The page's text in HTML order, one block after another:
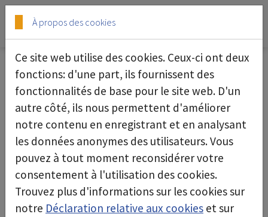
Skip to main content
Skip to page footer
Système flexible d'assemblage
"Assembly"
À propos des cookies
Ce site web utilise des cookies. Ceux-ci ont deux
fonctions: d'une part, ils fournissent des
fonctionnalités de base pour le site web. D'un
autre côté, ils nous permettent d'améliorer
notre contenu en enregistrant et en analysant
les données anonymes des utilisateurs. Vous
pouvez à tout moment reconsidérer votre
consentement à l'utilisation des cookies.
Trouvez plus d'informations sur les cookies sur
notre Déclaration relative aux cookies et sur